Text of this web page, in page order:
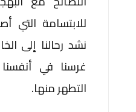
للابتسامة التي
نشد رحالنا إلى
غرسنا في
التطهر منها.